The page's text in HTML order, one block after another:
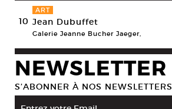
10
ART
Jean Dubuffet
Galerie Jeanne Bucher Jaeger,
NEWSLETTER
S’ABONNER À NOS NEWSLETTERS